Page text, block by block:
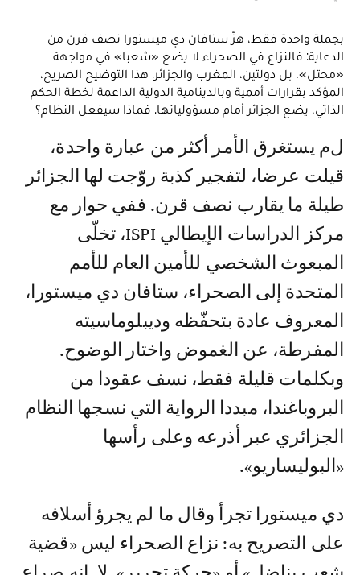
بجملة واحدة فقط، هزّ ستافان دي ميستورا نصف قرن من
الدعاية: فالنزاع في الصحراء لا يضع «شعبا» في مواجهة
«محتل»، بل دولتين، المغرب والجزائر. هذا التوضيح الصريح،
المؤكد بقرارات أممية وبالدينامية الدولية الداعمة لخطة الحكم
الذاتي، يضع الجزائر أمام مسؤولياتها. فماذا سيفعل النظام؟
لم يستغرق الأمر أكثر من عبارة واحدة،
قيلت عرضا، لتفجير كذبة روّجت لها الجزائر
طيلة ما يقارب نصف قرن. ففي حوار مع
مركز الدراسات الإيطالي ISPI، تخلّى
المبعوث الشخصي للأمين العام للأمم
المتحدة إلى الصحراء، ستافان دي ميستورا،
المعروف عادة بتحفّظه وديبلوماسيته
المفرطة، عن الغموض واختار الوضوح.
وبكلمات قليلة فقط، نسف عقودا من
البروباغندا، مبددا الرواية التي نسجها النظام
الجزائري عبر أذرعه وعلى رأسها
«البوليساريو».
دي ميستورا تجرأ وقال ما لم يجرؤ أسلافه
على التصريح به: نزاع الصحراء ليس «قضية